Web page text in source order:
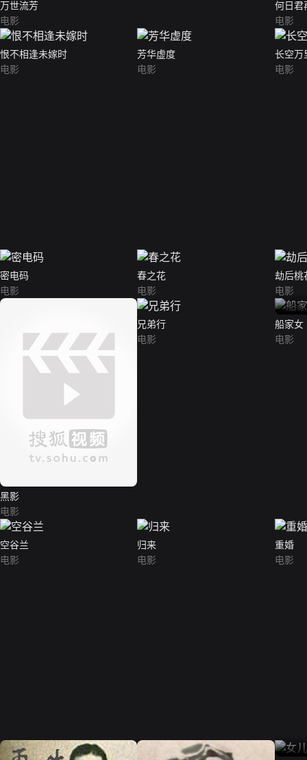
万世流芳
电影
何日君
电影
恨不相逢未嫁时
电影
芳华虚度
电影
长空万
电影
密电码
电影
春之花
电影
劫后桃
电影
黑影
电影
兄弟行
电影
船家女
电影
空谷兰
电影
归来
电影
重婚
电影